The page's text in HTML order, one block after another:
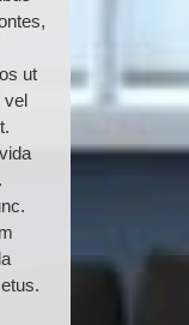
ut
vel